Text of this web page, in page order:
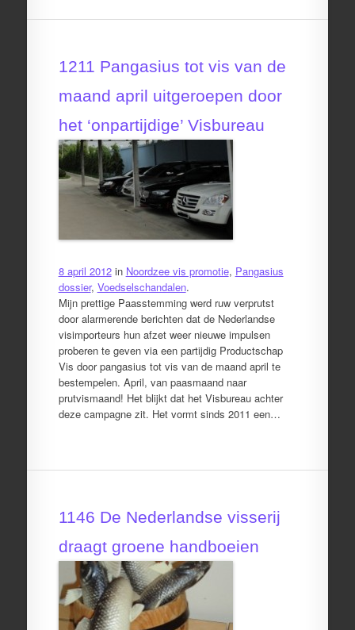
1211 Pangasius tot vis van de
maand april uitgeroepen door
het ‘onpartijdige’ Visbureau
8 april 2012in Noordzee vis promotie, Pangasius
dossier, Voedselschandalen.
Mijn prettige Paasstemming werd ruw verprutst
door alarmerende berichten dat de Nederlandse
visimporteurs hun afzet weer nieuwe impulsen
proberen te geven via een partijdig Productschap
Vis door pangasius tot vis van de maand april te
bestempelen. April, van paasmaand naar
prutvismaand! Het blijkt dat het Visbureau achter
deze campagne zit. Het vormt sinds 2011 een…
1146 De Nederlandse visserij
draagt groene handboeien